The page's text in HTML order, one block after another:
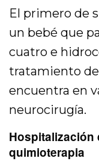
El primero de
un bebé que
cuatro e
tratamiento
encuentra en
neurocirugía.
Hospitalización
quimioterapia